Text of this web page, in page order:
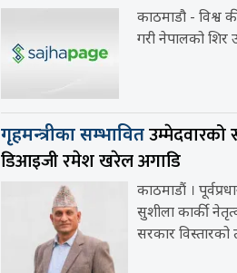
काठमाडौ - विश्व
गरी नेपालको शिर
गृहमन्त्रीका सम्भावितउम्मेदवारको
डिआइजी रमेश खरेल अगाडि
काठमाडौं ।
सुशीला कार्की
सरकार विस्तारको